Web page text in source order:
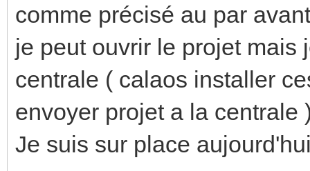
comme précisé au par
je peut ouvrir le projet mais
centrale ( calaos installer
envoyer projet a la centrale
Je suis sur place